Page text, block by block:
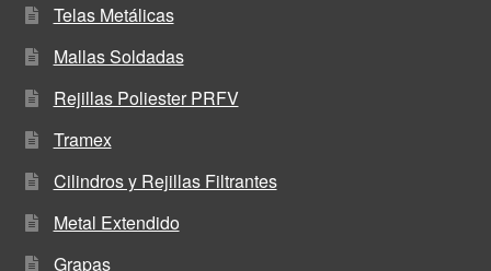
Telas Metálicas
Mallas Soldadas
Rejillas Poliester PRFV
Tramex
Cilindros y Rejillas Filtrantes
Metal Extendido
Grapas